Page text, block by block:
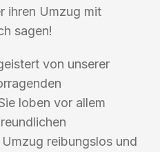
ihren Umzug mit
sagen!
von unserer
loben vor allem
reibungslos und